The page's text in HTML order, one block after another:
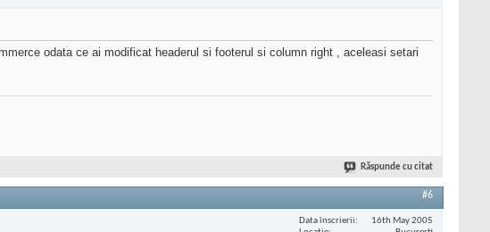
odata ce ai modificat headerul si footerul si column right , aceleasi setari
Răspunde cu citat
#6
Data înscrierii
16th May 2005